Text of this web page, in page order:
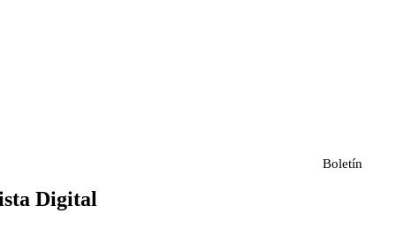
Boletín
Digital